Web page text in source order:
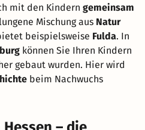
mit den Kindern gemeinsam
Mischung aus Natur
beispielsweise Fulda. In
können Sie Ihren Kindern
gebaut wurden. Hier wird
beim Nachwuchs